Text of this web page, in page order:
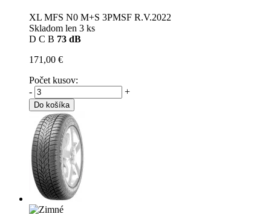
XL MFS N0 M+S 3PMSF R.V.2022
Skladom len 3 ks
D C B 73 dB
171,00 €
Počet kusov:
-
+
Do košíka